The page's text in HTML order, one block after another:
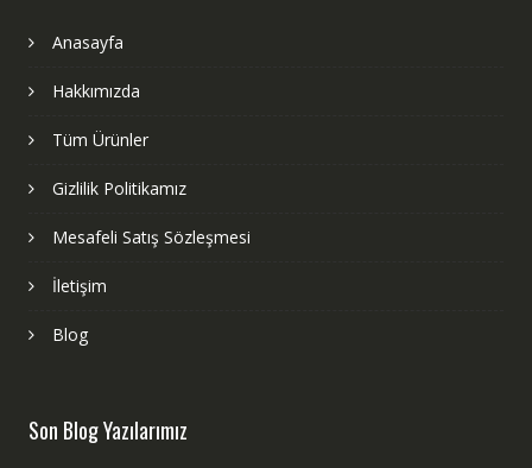
Anasayfa
Hakkımızda
Tüm Ürünler
Gizlilik Politikamız
Mesafeli Satış Sözleşmesi
İletişim
Blog
Son Blog Yazılarımız